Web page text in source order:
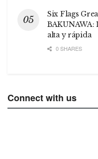
Six Flags
BAKUNAWA:
alta y rápida
0 SHARES
Connect with us